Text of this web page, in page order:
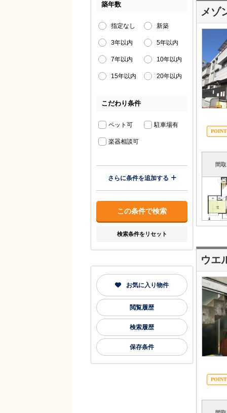
メゾ
間
ウエ
築年数
指定なし 新築
3年以内 5年以内
7年以内 10年以内
15年以内 20年以内
こだわり条件
ペット可 駐車場有
楽器相談可
さらに条件を追加する
検索条件をリセット
お気に入り物件
閲覧履歴
検索履歴
保存条件